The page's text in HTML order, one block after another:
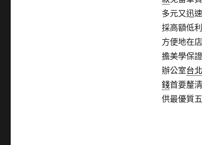
多元又迅
採高額低
方便地在
擔美學保
辦公室台
錢首要釐
供最優質